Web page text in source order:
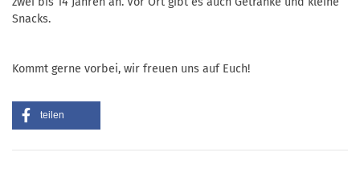
Snacks.
Kommt gerne vorbei, wir freuen uns auf Euch!
teilen